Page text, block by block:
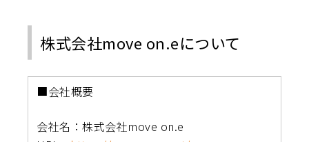
株式会社move on.eについて
■会社概要
会社名：株式会社move on.e